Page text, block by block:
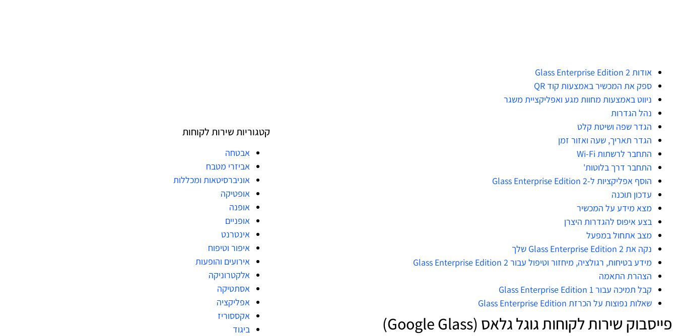
אודות Glass Enterprise Edition 2
ספק את המכשיר באמצעות קוד QR
ניווט באמצעות מחוות מגע ואפליקציית משגר
נהל הגדרות
הגדר שפה ושיטת קלט
הגדר תאריך, שעה ואזור זמן
התחבר לרשתות Wi-Fi
התחבר דרך בלוטות'
הוסף אפליקציות ל-Glass Enterprise Edition 2
עדכון תוכנה
מצא מידע על המכשיר
בצע איפוס להגדרות היצרן
מצב אתחול במפעל
נקה את Glass Enterprise Edition 2 שלך
מידע בטיחות, רגולציה, מיחזור וטיפול עבור Glass Enterprise Edition 2
הצהרת התאמה
קבל תמיכה עבור Glass Enterprise Edition 1
שאלות נפוצות על הכרזת Glass Enterprise Edition
פייסבוק שירות לקוחות גוגל גלאס (Google Glass)
קטגוריות שירות לקוחות
אבטחה
אביזרי מטבח
אוניברסיטאות ומכללות
אופטיקה
אופנה
אופניים
אינטרנט
איפור וטיפוח
אירועים והופעות
אלקטרוניקה
אסתטיקה
אפליקציה
אקססוריז
ביגוד